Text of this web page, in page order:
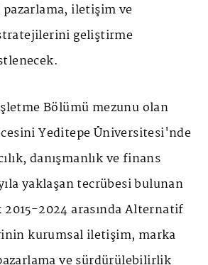
iletişim ve
geliştirme
Bölümü mezunu olan
Yeditepe Üniversitesi'nde
danışmanlık ve finans
yaklaşan tecrübesi bulunan
2024 arasında Alternatif
kurumsal iletişim, marka